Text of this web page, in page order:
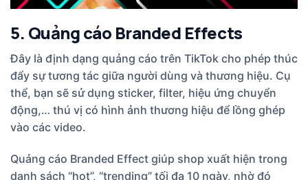
5. Quảng cáo Branded Effects
Đây là định dạng quảng cáo trên TikTok cho phép thúc
đẩy sự tương tác giữa người dùng và thương hiệu. Cụ
thể, bạn sẽ sử dụng sticker, filter, hiệu ứng chuyển
động,… thú vị có hình ảnh thương hiệu để lồng ghép
vào các video.
Quảng cáo Branded Effect giúp shop xuất hiện trong
danh sách “hot”, “trending” tối đa 10 ngày, nhờ đó